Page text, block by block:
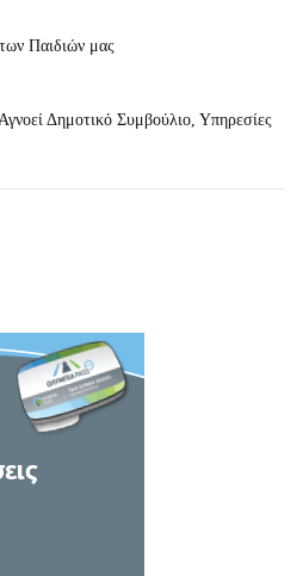
Παιδιών μας
Δημοτικό Συμβούλιο, Υπηρεσίες